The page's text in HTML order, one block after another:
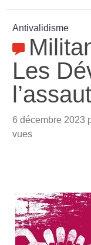
Antivalidisme
Les
6 décembre 2023
vues